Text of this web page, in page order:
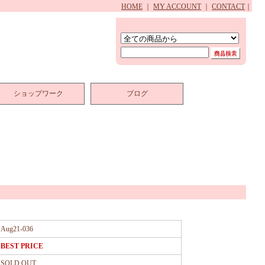
HOME MY ACCOUNT CONTACT
ショップワーク ブログ
Aug21-036
BEST PRICE
SOLD OUT